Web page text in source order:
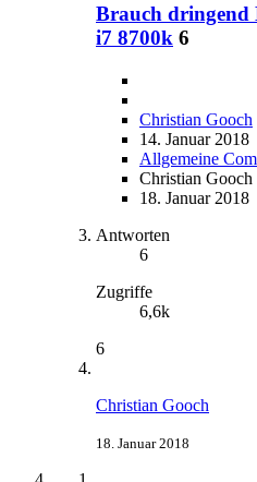
Brauch dringend
i7 8700k 6
Christian Gooch
14. Januar 2018
Allgemeine
Christian Gooch
18. Januar 2018
Antworten
6
Zugriffe
6,6k
6
Christian Gooch
18. Januar 2018